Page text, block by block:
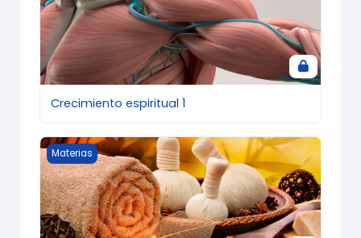
Crecimiento espiritual 1
Ética y Valores
Materias